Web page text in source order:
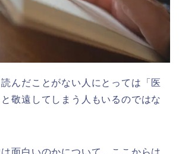
んだことがない人にとっては「医
敬遠してしまう人もいるのではな